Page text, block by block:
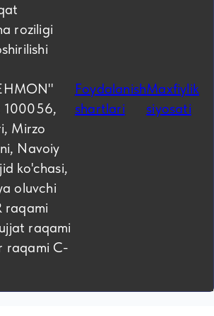
roziligi
100056,
Mirzo
Navoiy
ko'chasi,
oluvchi
raqami
raqami
raqami C-
Foydalanish
shartlari
Maxfiylik
siyosati